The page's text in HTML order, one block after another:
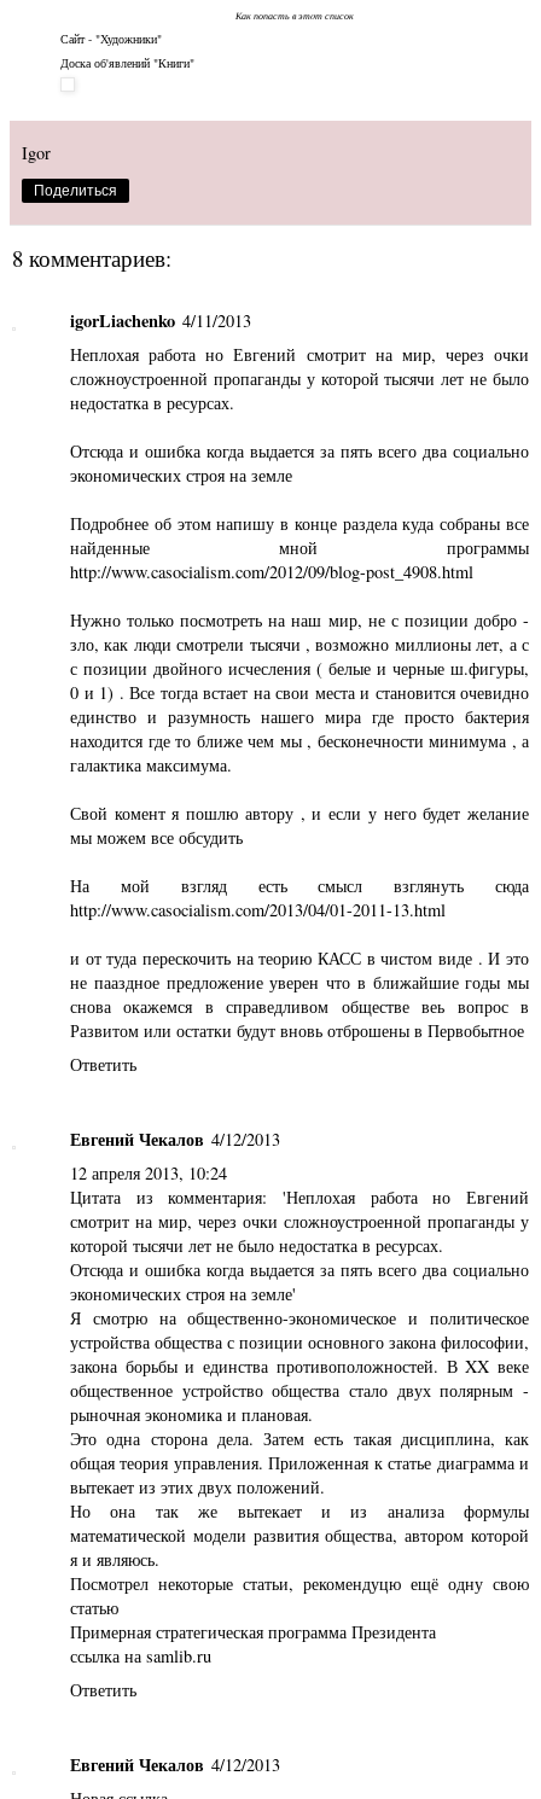
Как попасть в этoт список
Сайт - "Художники"
Доска об'явлений "Книги"
Igor
Поделиться
8 комментариев:
igorLiachenko 4/11/2013
Неплохая работа но Евгений смотрит на мир, через очки
сложноустроенной пропаганды у которой тысячи лет не было
недостатка в ресурсах.
Отсюда и ошибка когда выдается за пять всего два социально
экономических строя на земле
Подробнее об этом напишу в конце раздела куда собраны все
найденные мной программы
http://www.casocialism.com/2012/09/blog-post_4908.html
Нужно только посмотреть на наш мир, не с позиции добро -
зло, как люди смотрели тысячи , возможно миллионы лет, а с
с позиции двойного исчесления ( белые и черные ш.фигуры,
0 и 1) . Все тогда встает на свои места и становится очевидно
единство и разумность нашего мира где просто бактерия
находится где то ближе чем мы , бесконечности минимума , а
галактика максимума.
Свой комент я пошлю автору , и если у него будет желание
мы можем все обсудить
На мой взгляд есть смысл взглянуть сюда
http://www.casocialism.com/2013/04/01-2011-13.html
и от туда перескочить на теорию КАСС в чистом виде . И это
не пааздное предложение уверен что в ближайшие годы мы
снова окажемся в справедливом обществе веь вопрос в
Развитом или остатки будут вновь отброшены в Первобытное
Ответить
Евгений Чекалов 4/12/2013
12 апреля 2013, 10:24
Цитата из комментария: 'Неплохая работа но Евгений
смотрит на мир, через очки сложноустроенной пропаганды у
которой тысячи лет не было недостатка в ресурсах.
Отсюда и ошибка когда выдается за пять всего два социально
экономических строя на земле'
Я смотрю на общественно-экономическое и политическое
устройства общества с позиции основного закона философии,
закона борьбы и единства противоположностей. В XX веке
общественное устройство общества стало двух полярным -
рыночная экономика и плановая.
Это одна сторона дела. Затем есть такая дисциплина, как
общая теория управления. Приложенная к статье диаграмма и
вытекает из этих двух положений.
Но она так же вытекает и из анализа формулы
математической модели развития общества, автором которой
я и являюсь.
Посмотрел некоторые статьи, рекомендуцю ещё одну свою
статью
Примерная стратегическая программа Президента
ссылка на samlib.ru
Ответить
Евгений Чекалов 4/12/2013